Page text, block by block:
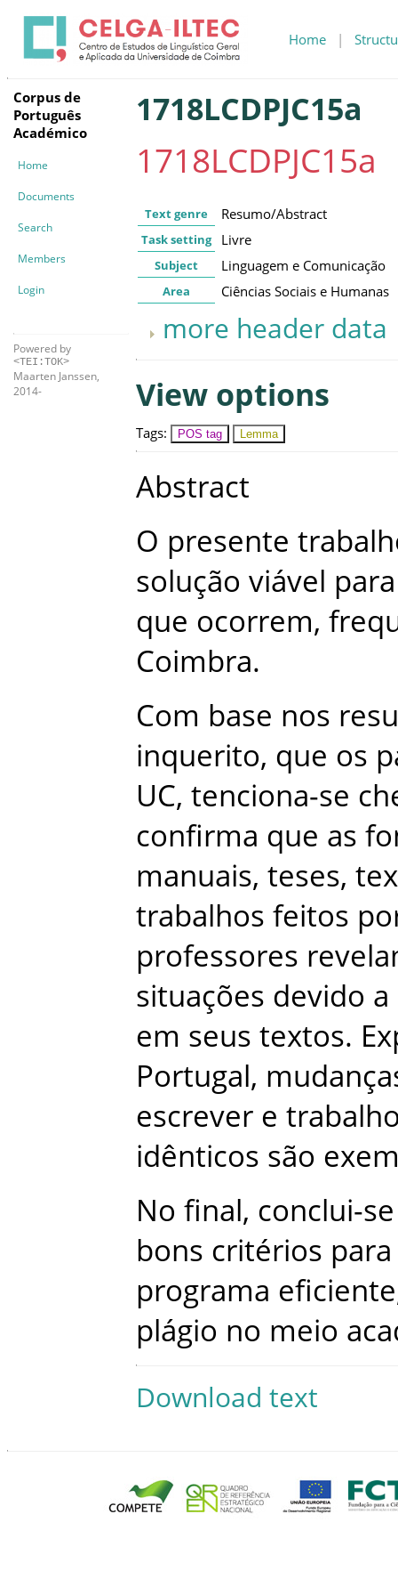
Home |
Corpus de
Português
Académico
Home
Documents
Search
Members
Login
Powered by
<TEI:TOK>
Maarten Janssen,
2014-
1718LCDPJC15a
1718LCDPJC15a
Text genre Resumo/Abstract
Task setting Livre
Subject Linguagem e Comunicação
Area Ciências Sociais e Humanas
more header data
View options
Tags: POS tag Lemma
Abstract
O presente
solução viável para
que ocorrem,
Coimbra.
Com base nos
inquerito, que os
UC, tenciona-se
confirma que as
manuais, teses,
trabalhos feitos
professores
situações devido a
em seus textos.
Portugal,
escrever e
idênticos são
No final, conclui-se
bons critérios para
programa eficiente
plágio no meio
Download text